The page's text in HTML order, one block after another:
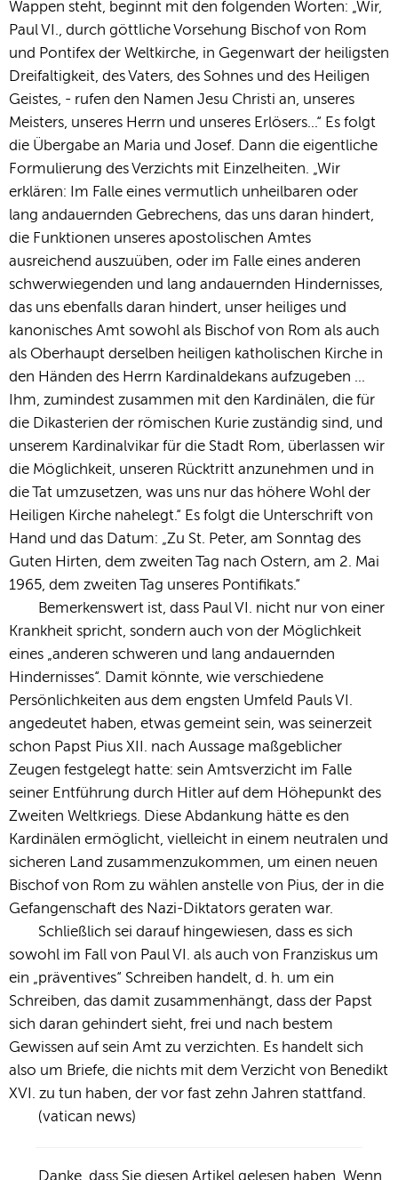
Wappen steht, beginnt mit den folgenden Worten: „Wir,
Paul VI., durch göttliche Vorsehung Bischof von Rom
und Pontifex der Weltkirche, in Gegenwart der heiligsten
Dreifaltigkeit, des Vaters, des Sohnes und des Heiligen
Geistes, - rufen den Namen Jesu Christi an, unseres
Meisters, unseres Herrn und unseres Erlösers...“ Es folgt
die Übergabe an Maria und Josef. Dann die eigentliche
Formulierung des Verzichts mit Einzelheiten. „Wir
erklären: Im Falle eines vermutlich unheilbaren oder
lang andauernden Gebrechens, das uns daran hindert,
die Funktionen unseres apostolischen Amtes
ausreichend auszuüben, oder im Falle eines anderen
schwerwiegenden und lang andauernden Hindernisses,
das uns ebenfalls daran hindert, unser heiliges und
kanonisches Amt sowohl als Bischof von Rom als auch
als Oberhaupt derselben heiligen katholischen Kirche in
den Händen des Herrn Kardinaldekans aufzugeben ...
Ihm, zumindest zusammen mit den Kardinälen, die für
die Dikasterien der römischen Kurie zuständig sind, und
unserem Kardinalvikar für die Stadt Rom, überlassen wir
die Möglichkeit, unseren Rücktritt anzunehmen und in
die Tat umzusetzen, was uns nur das höhere Wohl der
Heiligen Kirche nahelegt.“ Es folgt die Unterschrift von
Hand und das Datum: „Zu St. Peter, am Sonntag des
Guten Hirten, dem zweiten Tag nach Ostern, am 2. Mai
1965, dem zweiten Tag unseres Pontifikats.“
Bemerkenswert ist, dass Paul VI. nicht nur von einer
Krankheit spricht, sondern auch von der Möglichkeit
eines „anderen schweren und lang andauernden
Hindernisses“. Damit könnte, wie verschiedene
Persönlichkeiten aus dem engsten Umfeld Pauls VI.
angedeutet haben, etwas gemeint sein, was seinerzeit
schon Papst Pius XII. nach Aussage maßgeblicher
Zeugen festgelegt hatte: sein Amtsverzicht im Falle
seiner Entführung durch Hitler auf dem Höhepunkt des
Zweiten Weltkriegs. Diese Abdankung hätte es den
Kardinälen ermöglicht, vielleicht in einem neutralen und
sicheren Land zusammenzukommen, um einen neuen
Bischof von Rom zu wählen anstelle von Pius, der in die
Gefangenschaft des Nazi-Diktators geraten war.
Schließlich sei darauf hingewiesen, dass es sich
sowohl im Fall von Paul VI. als auch von Franziskus um
ein „präventives“ Schreiben handelt, d. h. um ein
Schreiben, das damit zusammenhängt, dass der Papst
sich daran gehindert sieht, frei und nach bestem
Gewissen auf sein Amt zu verzichten. Es handelt sich
also um Briefe, die nichts mit dem Verzicht von Benedikt
XVI. zu tun haben, der vor fast zehn Jahren stattfand.
(vatican news)